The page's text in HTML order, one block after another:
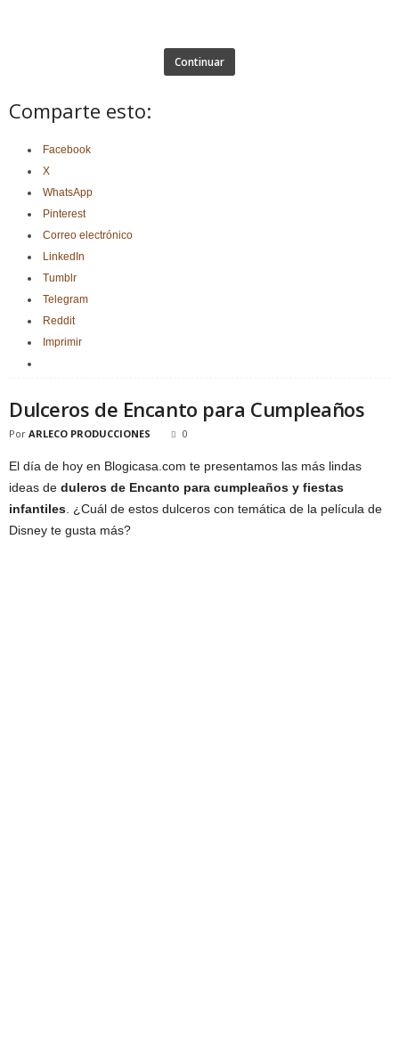
Continuar
Comparte esto:
Facebook
X
WhatsApp
Pinterest
Correo electrónico
LinkedIn
Tumblr
Telegram
Reddit
Imprimir
Dulceros de Encanto para Cumpleaños
Por ARLECO PRODUCCIONES 0
El día de hoy en Blogicasa.com te presentamos las más lindas
ideas de duleros de Encanto para cumpleaños y fiestas
infantiles . ¿Cuál de estos dulceros con temática de la película de
Disney te gusta más?